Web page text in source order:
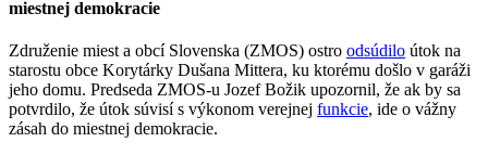
miestnej demokracie
Združenie miest a obcí Slovenska (ZMOS) ostro odsúdilo útok na
starostu obce Korytárky Dušana Mittera, ku ktorému došlo v garáži
jeho domu. Predseda ZMOS-u Jozef Božik upozornil, že ak by sa
potvrdilo, že útok súvisí s výkonom verejnej funkcie, ide o vážny
zásah do miestnej demokracie.